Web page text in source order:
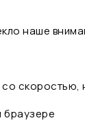
наше
со